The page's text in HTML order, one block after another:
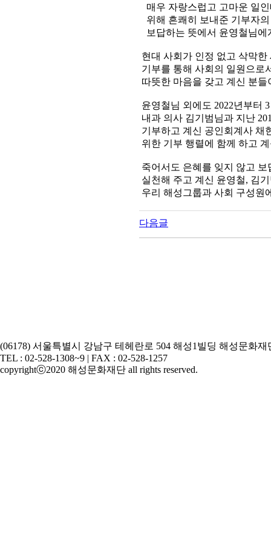
매우 자랑스럽고 고마운 일
위해 흔쾌히 보내준 기부자
보답하는 뜻에서 윤영철님
현대 사회가 인정 없고 삭막
기부를 통해 사회의 일원으로
따뜻한 마음을 갖고 계신 분
윤영철님 외에도 2022년부터
내과 의사 김기범님과 지난
기부하고 계신 공인회계사 채
위한 기부 행렬에 함께 하고
죽어서도 은혜를 잊지 않고 보
실천해 주고 계신 윤영철, 김
우리 해성그룹과 사회 구성원
다음글
(06178) 서울특별시 강남구 테헤란로 504 해성1빌딩 해성문화재
TEL : 02-528-1308~9 | FAX : 02-528-1257
copyrightⓒ2020 해성문화재단 all rights reserved.